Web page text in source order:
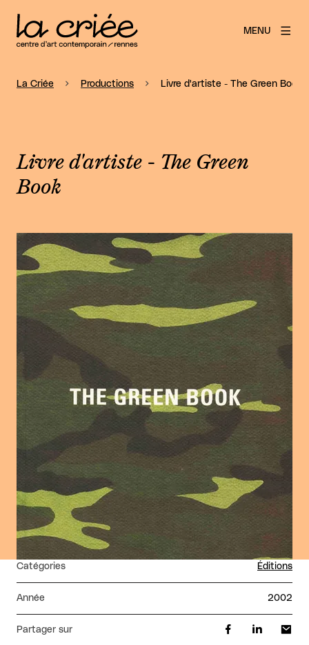
MENU
La Criée Productions Livre d'artiste - The Green Book
Livre d'artiste - The Green
Book
Agrandir
Catégories Éditions
Année 2002
Partager sur